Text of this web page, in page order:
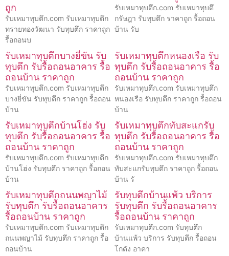
ถูก
รับเหมาทุบตึก.com รับเหมาทุบตึก
ทรายทองวัฒนา รับทุบตึก ราคาถูก
รื้อถอนบ
รับเหมาทุบตึก.com รับเหมาทุบตึ
กรัษฎา รับทุบตึก ราคาถูก รื้อถอน
บ้าน รับ
รับเหมาทุบตึกบางยี่ขัน รับ
ทุบตึก รับรื้อถอนอาคาร รื้อ
ถอนบ้าน ราคาถูก
รับเหมาทุบตึก.com รับเหมาทุบตึก
บางยี่ขัน รับทุบตึก ราคาถูก รื้อถอน
บ้าน
รับเหมาทุบตึกหนองเรือ รับ
ทุบตึก รับรื้อถอนอาคาร รื้อ
ถอนบ้าน ราคาถูก
รับเหมาทุบตึก.com รับเหมาทุบตึก
หนองเรือ รับทุบตึก ราคาถูก รื้อถอน
บ้าน
รับเหมาทุบตึกบ้านโฮ่ง รับ
ทุบตึก รับรื้อถอนอาคาร รื้อ
ถอนบ้าน ราคาถูก
รับเหมาทุบตึก.com รับเหมาทุบตึก
บ้านโฮ่ง รับทุบตึก ราคาถูก รื้อถอน
บ้าน
รับเหมาทุบตึกทับสะแกรับ
ทุบตึก รับรื้อถอนอาคาร รื้อ
ถอนบ้าน ราคาถูก
รับเหมาทุบตึก.com รับเหมาทุบตึก
ทับสะแกรับทุบตึก ราคาถูก รื้อถอน
บ้าน รั
รับเหมาทุบตึกถนนพญาไม้
รับทุบตึก รับรื้อถอนอาคาร
รื้อถอนบ้าน ราคาถูก
รับเหมาทุบตึก.com รับเหมาทุบตึก
ถนนพญาไม้ รับทุบตึก ราคาถูก รื้อ
ถอนบ้าน
รับทุบตึกบ้านแพ้ว บริการ
รับทุบตึก รับรื้อถอนอาคาร
รื้อถอนบ้าน ราคาถูก
รับเหมาทุบตึก.com รับทุบตึก
บ้านแพ้ว บริการ รับทุบตึก รื้อถอน
โกดัง อาคา